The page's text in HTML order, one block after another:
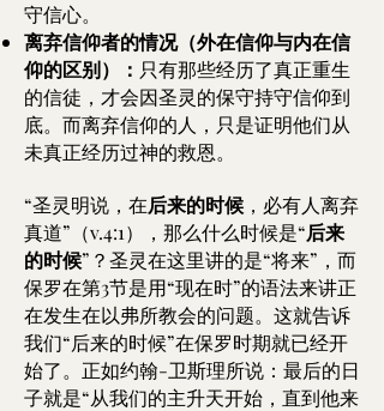
守信心。
离弃信仰者的情况（外在信仰与内在信
仰的区别）： 只有那些经历了真正重生
的信徒，才会因圣灵的保守持守信仰到
底。而离弃信仰的人，只是证明他们从
未真正经历过神的救恩。
“圣灵明说，在后来的时候 ，必有人离弃
真道”（v.4:1），那么什么时候是“后来
的时候”？圣灵在这里讲的是“将来”，而
保罗在第3节是用“现在时”的语法来讲正
在发生在以弗所教会的问题。这就告诉
我们“后来的时候”在保罗时期就已经开
始了。正如约翰-卫斯理所说：最后的日
子就是“从我们的主升天开始，直到他来